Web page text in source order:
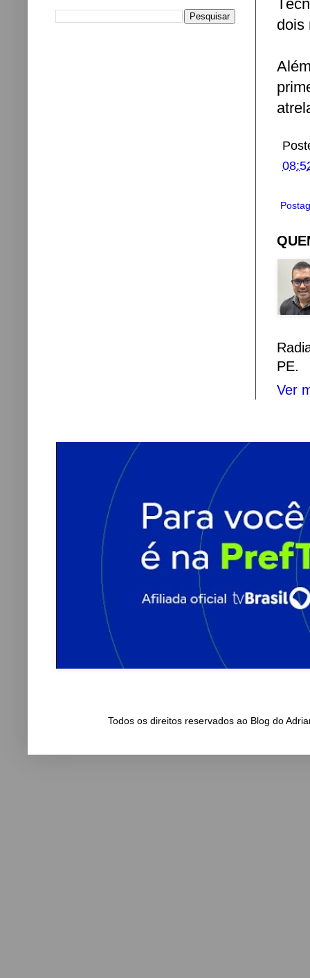
dois
PE.
Ver
Todos os direitos reservados ao Blog do